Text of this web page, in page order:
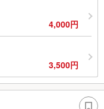
4,000円
3,500円